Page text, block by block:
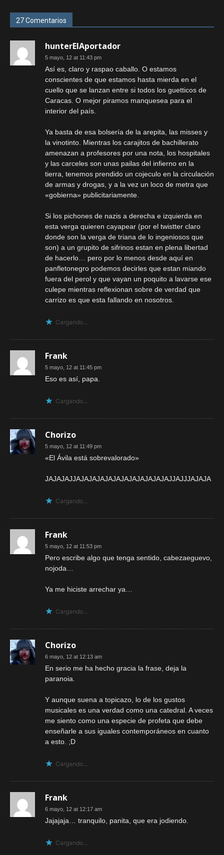
27 Comentarios
hunterElAportador
5 mayo, 12 at 11:43 pm
Así es, claro y raspao caballo. O estamos
conscientes de que estamos hasta mierda en el
cuello que se lanzan entre si todos los guetticos de
Caracas. O mejor piramos manquesea para el
interior del país.
Ya basta de esa bolsería de la arepita, las misses y
la vinotinto. Mientras los carajitos de bachillerato
amenazan a profesores por una nota, los hospitales
y las carceles son unas pailas del infierno en la
tierra, tenemos prendido un cojeculo en la circulación
de armas y drogas, y a la vez un loco de metra que
«gobierna» publicitariamente.
Si los pichones de nazis a derecha e izquierda en
esta verga quieren cayapear (por el twistter claro
donde son la verga de triana de lo ingeniosos que
son) a un grupito de sifrinos estan en plena libertad
de hacerlo… pero por lo menos desde aquí en
panfletonegro podemos decirles que estan miando
fuera del perol y que vayan un poquito a lavarse ese
culepe mientras reflexionan sobre de verdad que
carrizo es que esta fallando en nosotros.
Cargando...
Frank
5 mayo, 12 at 11:45 pm
Eso es así, papa.
Cargando...
Chorizo
5 mayo, 12 at 11:49 pm
«El Ávila está sobrevalorado»
JAJAJAJJAJAJAJAJAJAJAJAJAJAJAJAJJAJJJAJAJA
Cargando...
Frank
5 mayo, 12 at 11:53 pm
Pero escribe algo que tenga sentido, cabezaeguevo,
nojoda…
Ya me hiciste arrechar ya…
Cargando...
Chorizo
6 mayo, 12 at 12:13 am
En serio me ha hecho gracia la frase, deja la
paranoia.
Y aunque suena a topicazo, lo de los gustos
musicales es una verdad como una catedral. A veces
me siento como una especie de profeta que debe
enseñarle a sus iguales contemporáneos en cuanto
a esto. ;D
Cargando...
Frank
6 mayo, 12 at 12:17 am
Jajajaja… tranquilo, panita, que era jodiendo.
Cargando...